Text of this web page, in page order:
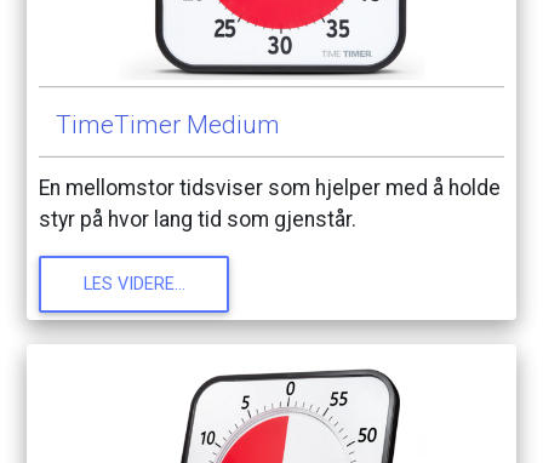
TimeTimer Medium
En mellomstor tidsviser som hjelper med å holde
styr på hvor lang tid som gjenstår.
LES VIDERE...